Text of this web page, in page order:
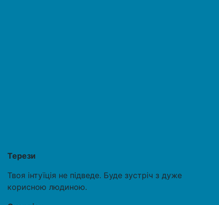
Терези
Твоя інтуїція не підведе. Буде зустріч з дуже
корисною людиною.